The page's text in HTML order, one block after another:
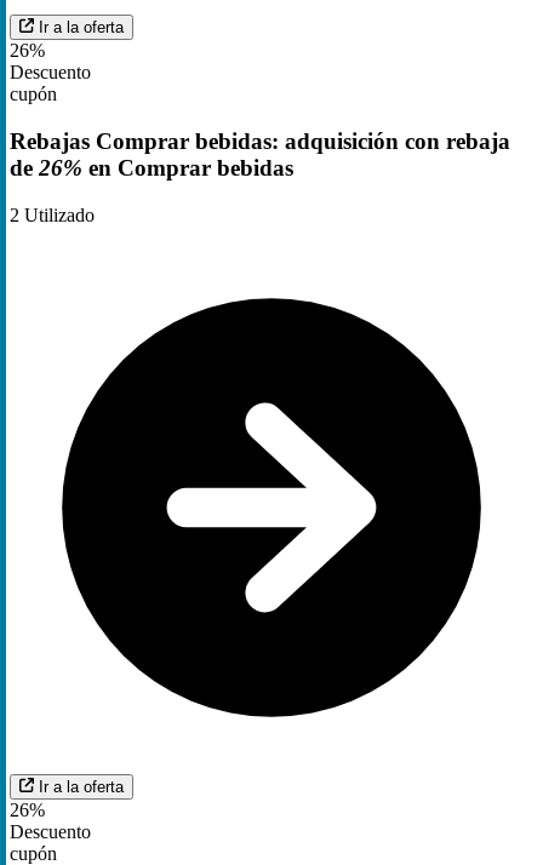
Ir a la oferta
26%
Descuento
cupón
Rebajas Comprar bebidas: adquisición con rebaja
de 26% en Comprar bebidas
2 Utilizado
Ir a la oferta
26%
Descuento
cupón